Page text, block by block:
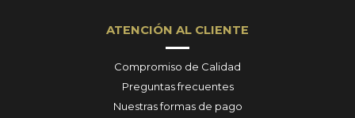
ATENCIÓN AL CLIENTE
Compromiso de Calidad
Preguntas frecuentes
Nuestras formas de pago